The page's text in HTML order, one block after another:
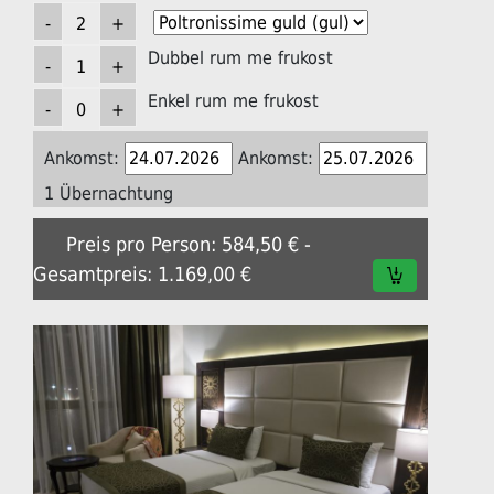
Dubbel rum me frukost
Enkel rum me frukost
Ankomst:
Ankomst:
1 Übernachtung
Preis pro Person: 584,50 € -
Gesamtpreis: 1.169,00 €